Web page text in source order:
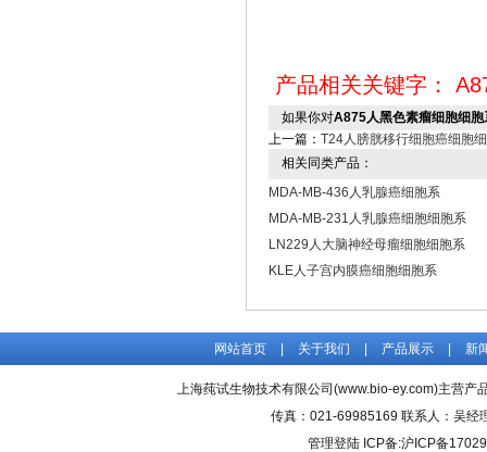
产品相关关键字：
如果你对A875人黑色素瘤细胞细胞
上一篇： T24人膀胱移行细胞癌细胞
相关同类产品：
MDA-MB-436人乳腺癌细胞系
MDA-MB-231人乳腺癌细胞细胞系
LN229人大脑神经母瘤细胞细胞系
KLE人子宫内膜癌细胞细胞系
网站首页 关于我们 产品展示 新
上海莼试生物技术有限公司(www.bio-ey.com)主营产
传真：021-69985169 联系人：吴经
管理登陆 ICP备:沪ICP备